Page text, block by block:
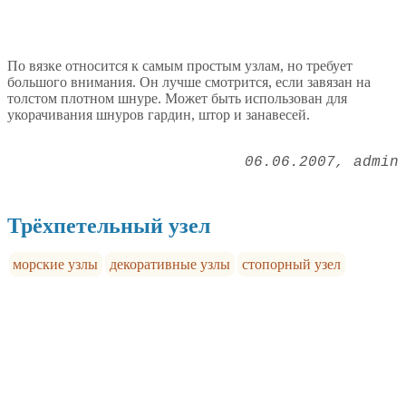
По вязке относится к самым простым узлам, но требует
большого внимания. Он лучше смотрится, если завязан на
толстом плотном шнуре. Может быть использован для
укорачивания шнуров гардин, штор и занавесей.
06.06.2007 admin
Трёхпетельный узел
морские узлы декоративные узлы стопорный узел